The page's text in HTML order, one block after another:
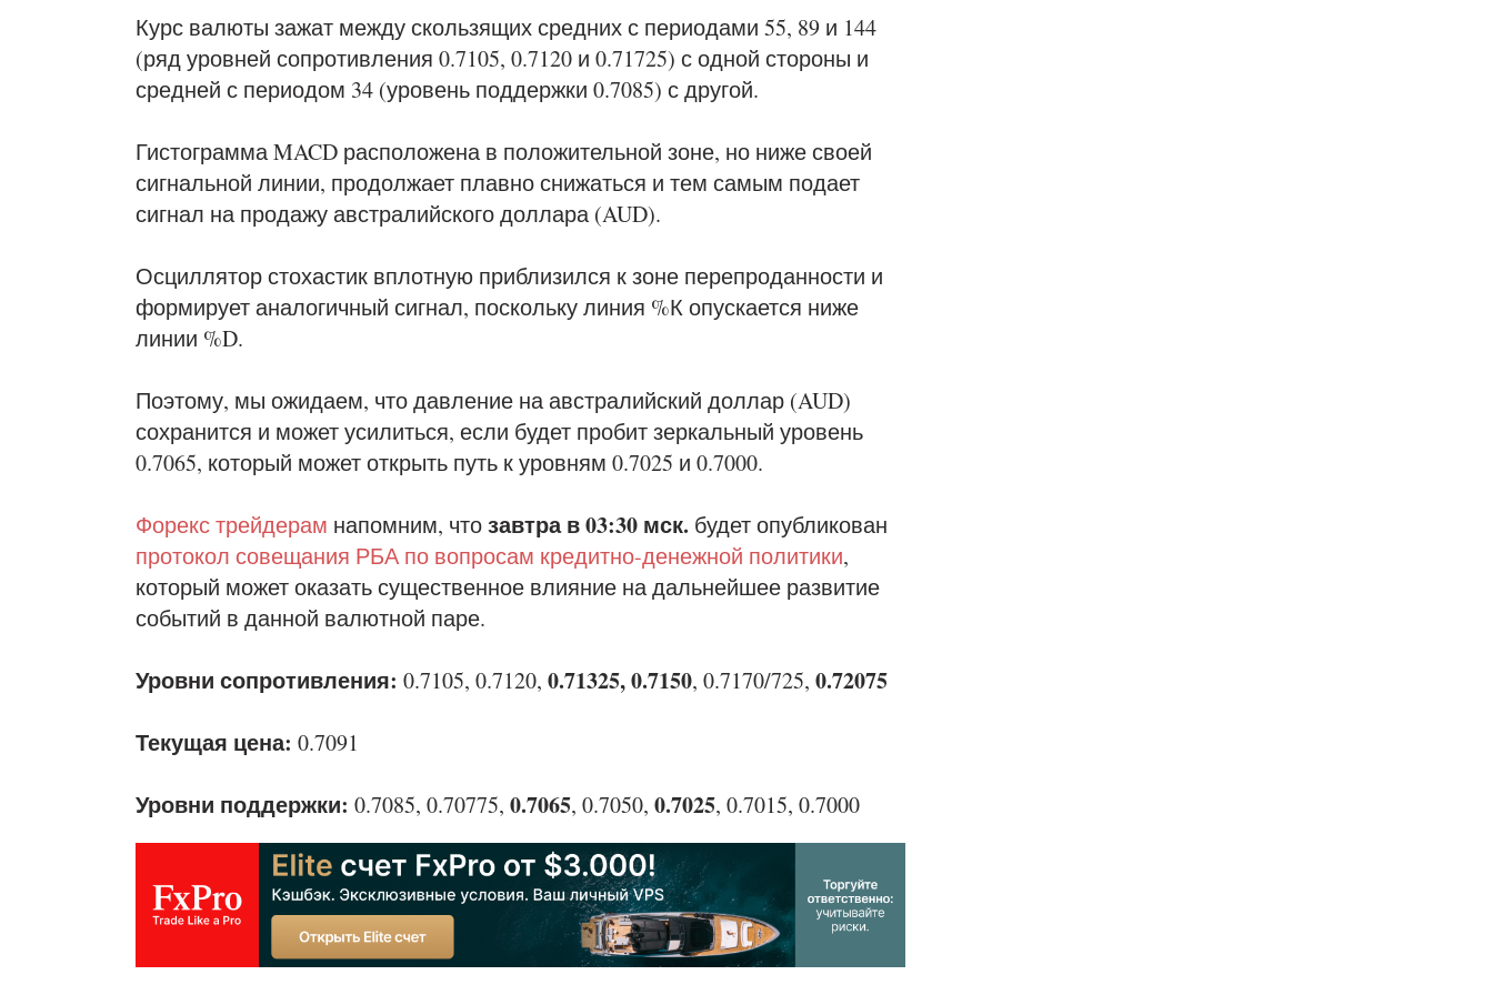
Курс валюты зажат между скользящих средних с периодами 55, 89 и 144
(ряд уровней сопротивления 0.7105, 0.7120 и 0.71725) с одной стороны и
средней с периодом 34 (уровень поддержки 0.7085) с другой.
Гистограмма MACD расположена в положительной зоне, но ниже своей
сигнальной линии, продолжает плавно снижаться и тем самым подает
сигнал на продажу австралийского доллара (AUD).
Осциллятор стохастик вплотную приблизился к зоне перепроданности и
формирует аналогичный сигнал, поскольку линия %К опускается ниже
линии %D.
Поэтому, мы ожидаем, что давление на австралийский доллар (AUD)
сохранится и может усилиться, если будет пробит зеркальный уровень
0.7065, который может открыть путь к уровням 0.7025 и 0.7000.
Форекс трейдерам напомним, чтозавтра в 03:30 мск. будет опубликован
протокол совещания РБА по вопросам кредитно-денежной политики,
который может оказать существенное влияние на дальнейшее развитие
событий в данной валютной паре.
Уровни сопротивления: 0.7105, 0.7120, 0.71325, 0.7150, 0.7170/725, 0.72075
Текущая цена: 0.7091
Уровни поддержки: 0.7085, 0.70775, 0.7065, 0.7050, 0.7025, 0.7015, 0.7000